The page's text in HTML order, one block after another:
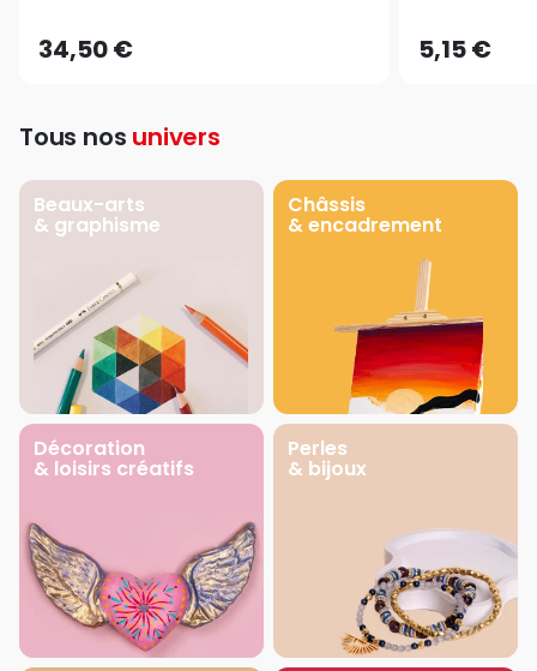
34,50 € 5,15 €
Tous nos univers
Beaux-arts
& graphisme
Châssis
& encadrement
Décoration
& loisirs créatifs
Perles
& bijoux